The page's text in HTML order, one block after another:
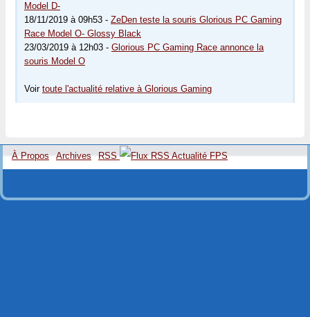
Model D-
18/11/2019 à 09h53 - ZeDen teste la souris Glorious PC Gaming
Race Model O- Glossy Black
23/03/2019 à 12h03 - Glorious PC Gaming Race annonce la
souris Model O
Voir toute l'actualité relative à Glorious Gaming
À Propos Archives RSS